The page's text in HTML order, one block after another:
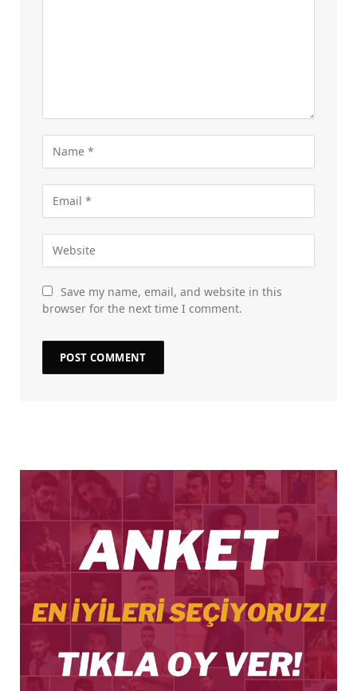
Save my name, email, and website in this
browser for the next time I comment.